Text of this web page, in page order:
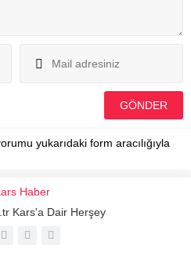
yukarıdaki form aracılığıyla
Kars'a Dair Herşey